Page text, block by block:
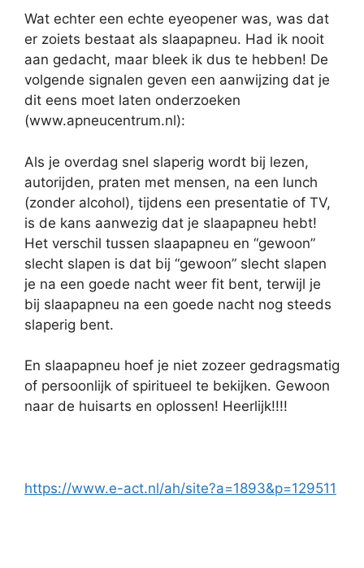
Wat echter een echte eyeopener was, was dat
er zoiets bestaat als slaapapneu. Had ik nooit
aan gedacht, maar bleek ik dus te hebben! De
volgende signalen geven een aanwijzing dat je
dit eens moet laten onderzoeken
(www.apneucentrum.nl):
Als je overdag snel slaperig wordt bij lezen,
autorijden, praten met mensen, na een lunch
(zonder alcohol), tijdens een presentatie of TV,
is de kans aanwezig dat je slaapapneu hebt!
Het verschil tussen slaapapneu en “gewoon”
slecht slapen is dat bij “gewoon” slecht slapen
je na een goede nacht weer fit bent, terwijl je
bij slaapapneu na een goede nacht nog steeds
slaperig bent.
En slaapapneu hoef je niet zozeer gedragsmatig
of persoonlijk of spiritueel te bekijken. Gewoon
naar de huisarts en oplossen! Heerlijk!!!!
https://www.e-act.nl/ah/site?a=1893&p=129511